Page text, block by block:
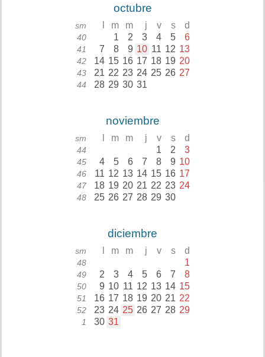
octubre
sm m m j v s d
40 1 2 3 4 5 6
41 7 8 9 10 11 12 13
42 14 15 16 17 18 19 20
43 21 22 23 24 25 26 27
44 28 29 30 31
noviembre
sm m m j v s d
44 1 2 3
45 4 5 6 7 8 9 10
46 11 12 13 14 15 16 17
47 18 19 20 21 22 23 24
48 25 26 27 28 29 30
diciembre
sm m m j v s d
48 1
49 2 3 4 5 6 7 8
50 9 10 11 12 13 14 15
51 16 17 18 19 20 21 22
52 23 24 25 26 27 28 29
1 30 31